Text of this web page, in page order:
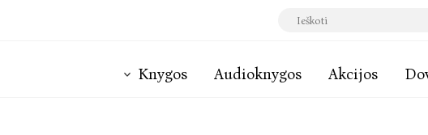
Knygos Audioknygos Akcijos